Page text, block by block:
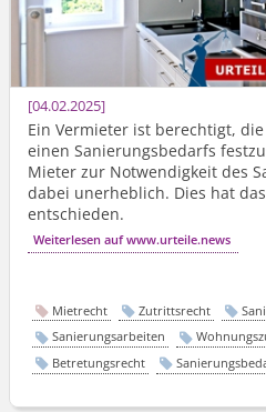
04.02.2025
Ein Vermieter ist berechtigt,
einen Sanierungsbedarfs
Mieter zur Notwendigkeit des
dabei unerheblich. Dies hat
entschieden.
Weiterlesen auf www.urteile.news
Mietrecht Zutrittsrecht
Sanierungsarbeiten
Betretungsrecht